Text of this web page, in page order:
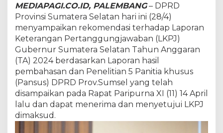
o
m
e
d
a
s
i
d
n
M
MEDIAPAGI.CO.ID, PALEMBANG– DPRD
Provinsi Sumatera Selatan hari ini (28/4)
menyampaikan rekomendasi terhadap Laporan
Keterangan Pertanggungjawaban (LKPJ)
Gubernur Sumatera Selatan Tahun Anggaran
(TA) 2024 berdasarkan Laporan hasil
pembahasan dan Penelitian 5 Panitia khusus
(Pansus) DPRD Prov.Sumsel yang telah
disampaikan pada Rapat Paripurna XI (11) 14 April
lalu dan dapat menerima dan menyetujui LKPJ
dimaksud.